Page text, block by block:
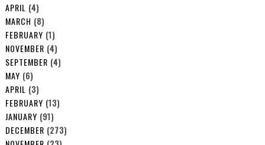
APRIL (4)
MARCH (8)
FEBRUARY (1)
NOVEMBER (4)
SEPTEMBER (4)
MAY (6)
APRIL (3)
FEBRUARY (13)
JANUARY (91)
DECEMBER (273)